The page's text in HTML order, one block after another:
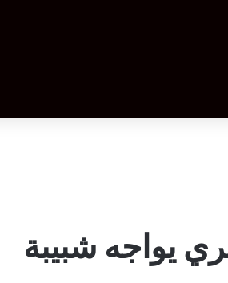
يواجه شبيبة